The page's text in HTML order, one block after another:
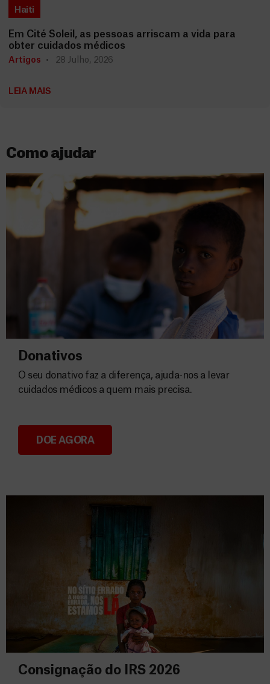
Haiti
Em Cité Soleil, as pessoas arriscam a vida para
obter cuidados médicos
Artigos 28 Julho, 2026
LEIA MAIS
Como ajudar
Donativos
Donativos
O seu donativo faz a diferença, ajuda-nos a levar
cuidados médicos a quem mais precisa.
DOE AGORA
Consignação do IRS 2026